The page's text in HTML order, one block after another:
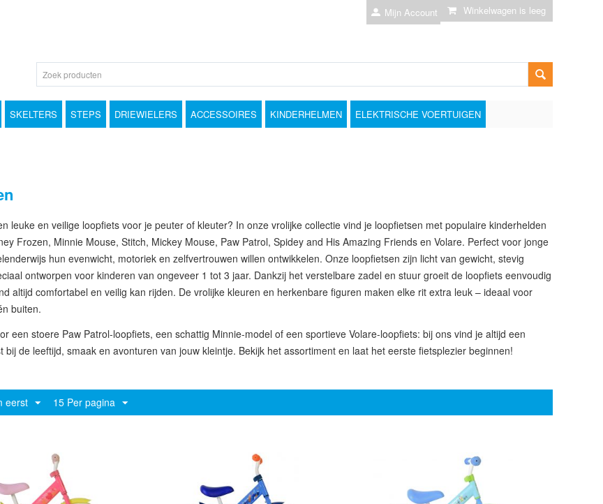
Winkelwagen is leeg
Mijn Account
SKELTERS STEPS DRIEWIELERS ACCESSOIRES KINDERHELMEN ELEKTRISCHE VOERTUIGEN
leuke en veilige loopfiets voor je peuter of kleuter? In onze vrolijke collectie vind je loopfietsen met populaire kinderhelden
Frozen, Minnie Mouse, Stitch, Mickey Mouse, Paw Patrol, Spidey and His Amazing Friends en Volare. Perfect voor jonge
hun evenwicht, motoriek en zelfvertrouwen willen ontwikkelen. Onze loopfietsen zijn licht van gewicht, stevig
ontworpen voor kinderen van ongeveer 1 tot 3 jaar. Dankzij het verstelbare zadel en stuur groeit de loopfiets eenvoudig
altijd comfortabel en veilig kan rijden. De vrolijke kleuren en herkenbare figuren maken elke rit extra leuk – ideaal voor
buiten.
een stoere Paw Patrol-loopfiets, een schattig Minnie-model of een sportieve Volare-loopfiets: bij ons vind je altijd een
bij de leeftijd, smaak en avonturen van jouw kleintje. Bekijk het assortiment en laat het eerste fietsplezier beginnen!
eerst 15 Per pagina